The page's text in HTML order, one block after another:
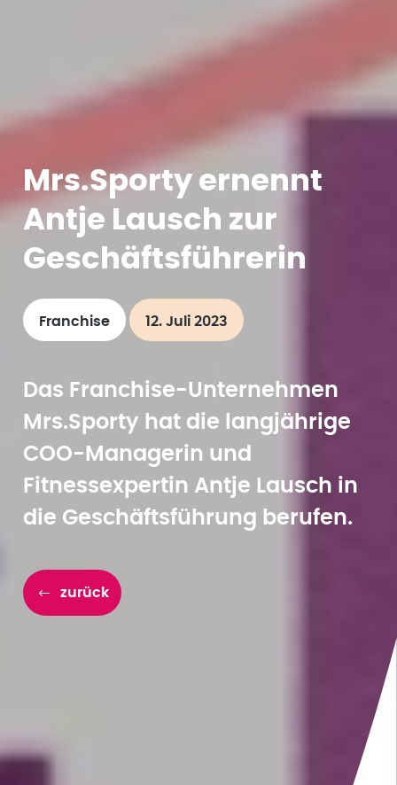
Mrs.Sporty ernennt
Antje Lausch zur
Geschäftsführerin
Franchise 12. Juli 2023
Das Franchise-Unternehmen
Mrs.Sporty hat die langjährige
COO-Managerin und
Fitnessexpertin Antje Lausch in
die Geschäftsführung berufen.
zurück